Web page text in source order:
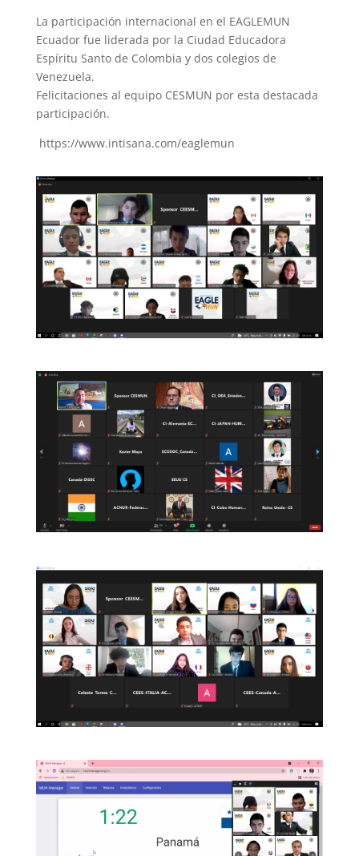
La participación internacional en el EAGLEMUN
Ecuador fue liderada por la Ciudad Educadora
Espíritu Santo de Colombia y dos colegios de
Venezuela.
Felicitaciones al equipo CESMUN por esta destacada
participación.
https://www.intisana.com/eaglemun